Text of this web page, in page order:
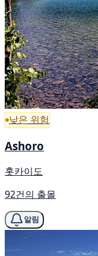
낮은 위험
Ashoro
홋카이도
92건의 출몰
알림